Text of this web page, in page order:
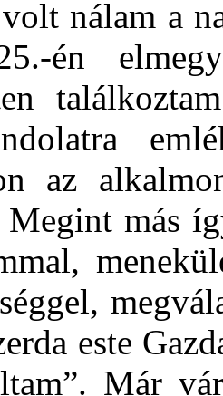
nálam a
én
az
Megint más
este
Már